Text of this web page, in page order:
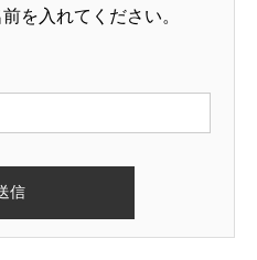
を入れてください。